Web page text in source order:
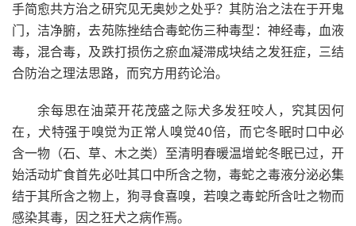
手简愈共方治之研究见无奥妙之处乎？其防治之法在于开鬼
门，洁净腑，去苑陈挫结合毒蛇伤三种毒型：神经毒，血液
毒，混合毒，及跌打损伤之瘀血凝滞成块结之发狂症，三结
合防治之理法思路，而究方用药论治。
余每思在油菜开花茂盛之际犬多发狂咬人，究其因何
在，犬特强于嗅觉为正常人嗅觉40倍，而它冬眠时口中必
含一物（石、草、木之类）至清明春暖温增蛇冬眠已过，开
始活动圹食首先必吐其口中所含之物，毒蛇之毒液分泌必集
结于其所含之物上，狗寻食喜嗅，若嗅之毒蛇所含吐之物而
感染其毒，因之狂犬之病作焉。